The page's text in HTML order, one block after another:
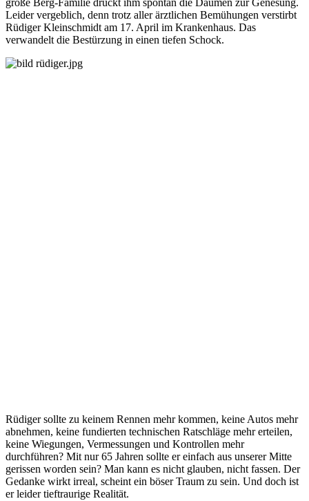
große Berg-Familie drückt ihm spontan die Daumen zur Genesung.
Leider vergeblich, denn trotz aller ärztlichen Bemühungen verstirbt
Rüdiger Kleinschmidt am 17. April im Krankenhaus. Das
verwandelt die Bestürzung in einen tiefen Schock.
Rüdiger sollte zu keinem Rennen mehr kommen, keine Autos mehr
abnehmen, keine fundierten technischen Ratschläge mehr erteilen,
keine Wiegungen, Vermessungen und Kontrollen mehr
durchführen? Mit nur 65 Jahren sollte er einfach aus unserer Mitte
gerissen worden sein? Man kann es nicht glauben, nicht fassen. Der
Gedanke wirkt irreal, scheint ein böser Traum zu sein. Und doch ist
er leider tieftraurige Realität.